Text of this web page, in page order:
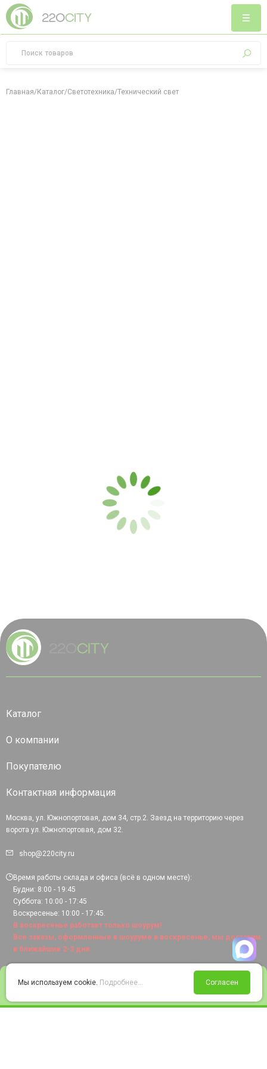
Войти Избранное Корзина
Главная/Каталог/Светотехника/Технический свет
Каталог
О компании
Покупателю
Контактная информация
Москва, ул. Южнопортовая, дом 34, стр.2. Заезд на территорию через
ворота ул. Южнопортовая, дом 32.
shop@220city.ru
Время работы склада и офиса (всё в одном месте):
Будни: 8:00 - 19:45
Суббота: 10:00 - 17:45
Воскресенье: 10:00 - 17:45.
В воскресенье работает только шоурум!
Все заказы, оформленные в шоуруме в воскресенье, мы доставим
в ближайшие 2-3 дня.
Мы используем cookie. Подробнее... Согласен